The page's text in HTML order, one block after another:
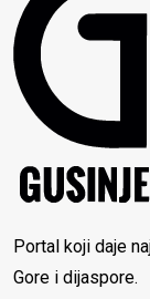
Portal koji daje
Gore i dijaspore.